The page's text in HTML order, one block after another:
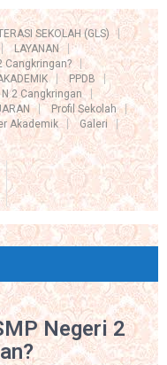
SEKOLAH (GLS)
LAYANAN
Cangkringan?
PPDB
N 2 Cangkringan
Profil Sekolah
Akademik
Galeri
Negeri 2